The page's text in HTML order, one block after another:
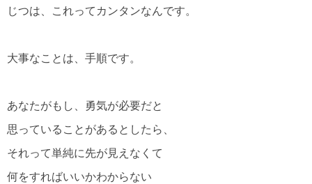
じつは、これってカンタンなんです。
大事なことは、手順です。
あなたがもし、勇気が必要だと
思っていることがあるとしたら、
それって単純に先が見えなくて
何をすればいいかわからない